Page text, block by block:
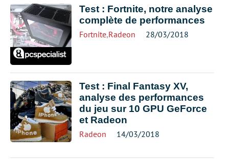
Test : Fortnite, notre analyse
complète de performances
Fortnite,Radeon 28/03/2018
Test : Final Fantasy XV,
analyse des performances
du jeu sur 10 GPU GeForce
et Radeon
Radeon 14/03/2018